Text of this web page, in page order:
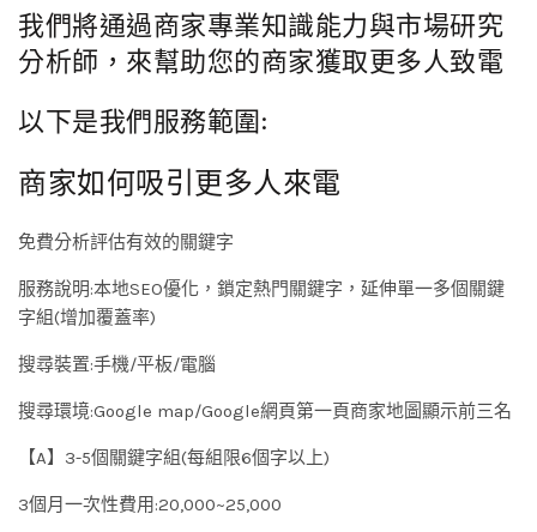
我們將通過商家專業知識能力與市場研究
分析師，來幫助您的商家獲取更多人致電
以下是我們服務範圍:
商家如何吸引更多人來電
免費分析評估有效的關鍵字
服務說明:本地SEO優化，鎖定熱門關鍵字，延伸單一多個關鍵
字組(增加覆蓋率)
搜尋裝置:手機/平板/電腦
搜尋環境:Google map/Google網頁第一頁商家地圖顯示前三名
【A】3-5個關鍵字組(每組限6個字以上)
3個月一次性費用:20,000~25,000